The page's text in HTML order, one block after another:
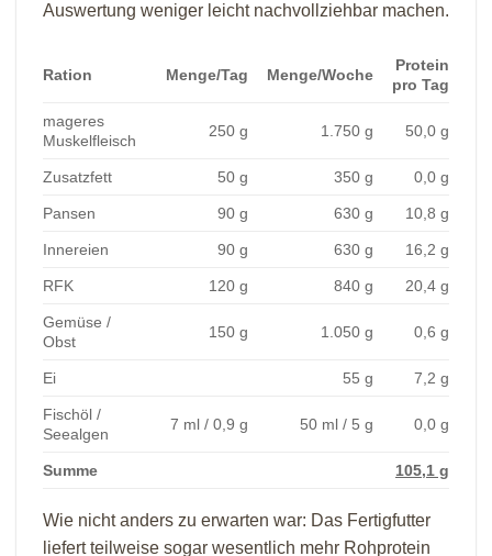
Auswertung weniger leicht nachvollziehbar machen.
Ration Menge/Tag Menge/Woche
Protein
pro Tag
mageres
Muskelfleisch
250 g 1.750 g 50,0 g
Zusatzfett 50 g 350 g 0,0 g
Pansen 90 g 630 g 10,8 g
Innereien 90 g 630 g 16,2 g
RFK 120 g 840 g 20,4 g
Gemüse /
Obst
150 g 1.050 g 0,6 g
Ei 55 g 7,2 g
Fischöl /
Seealgen
7 ml / 0,9 g 50 ml / 5 g 0,0 g
Summe 105,1 g
Wie nicht anders zu erwarten war: Das Fertigfutter
liefert teilweise sogar wesentlich mehr Rohprotein